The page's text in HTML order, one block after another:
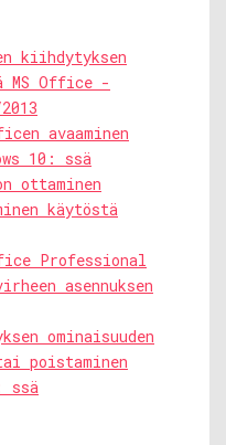
kiihdytyksen
MS Office -
avaaminen
10: ssä
ottaminen
käytöstä
Professional
asennuksen
ominaisuuden
poistaminen
ssä